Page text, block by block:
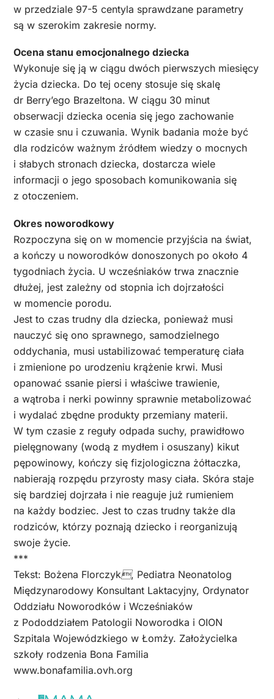
w przedziale 97-5 centyla sprawdzane parametry
są w szerokim zakresie normy.
Ocena stanu emocjonalnego dziecka
Wykonuje się ją w ciągu dwóch pierwszych miesięcy
życia dziecka. Do tej oceny stosuje się skalę
dr Berry’ego Brazeltona. W ciągu 30 minut
obserwacji dziecka ocenia się jego zachowanie
w czasie snu i czuwania. Wynik badania może być
dla rodziców ważnym źródłem wiedzy o mocnych
i słabych stronach dziecka, dostarcza wiele
informacji o jego sposobach komunikowania się
z otoczeniem.
Okres noworodkowy
Rozpoczyna się on w momencie przyjścia na świat,
a kończy u noworodków donoszonych po około 4
tygodniach życia. U wcześniaków trwa znacznie
dłużej, jest zależny od stopnia ich dojrzałości
w momencie porodu.
Jest to czas trudny dla dziecka, ponieważ musi
nauczyć się ono sprawnego, samodzielnego
oddychania, musi ustabilizować temperaturę ciała
i zmienione po urodzeniu krążenie krwi. Musi
opanować ssanie piersi i właściwe trawienie,
a wątroba i nerki powinny sprawnie metabolizować
i wydalać zbędne produkty przemiany materii.
W tym czasie z reguły odpada suchy, prawidłowo
pielęgnowany (wodą z mydłem i osuszany) kikut
pępowinowy, kończy się fizjologiczna żółtaczka,
nabierają rozpędu przyrosty masy ciała. Skóra staje
się bardziej dojrzała i nie reaguje już rumieniem
na każdy bodziec. Jest to czas trudny także dla
rodziców, którzy poznają dziecko i reorganizują
swoje życie.
***
Tekst: Bożena Florczyk, Pediatra Neonatolog
Międzynarodowy Konsultant Laktacyjny, Ordynator
Oddziału Noworodków i Wcześniaków
z Pododdziałem Patologii Noworodka i OION
Szpitala Wojewódzkiego w Łomży. Założycielka
szkoły rodzenia Bona Familia
www.bonafamilia.ovh.org